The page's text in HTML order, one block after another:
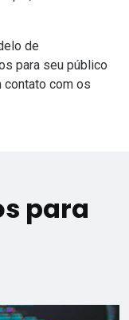
de
para seu público
contato com os
para